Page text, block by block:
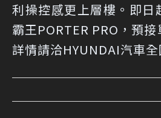
利操控感更上層樓。即日
霸王PORTER PRO，預
詳情請洽HYUNDAI汽車全